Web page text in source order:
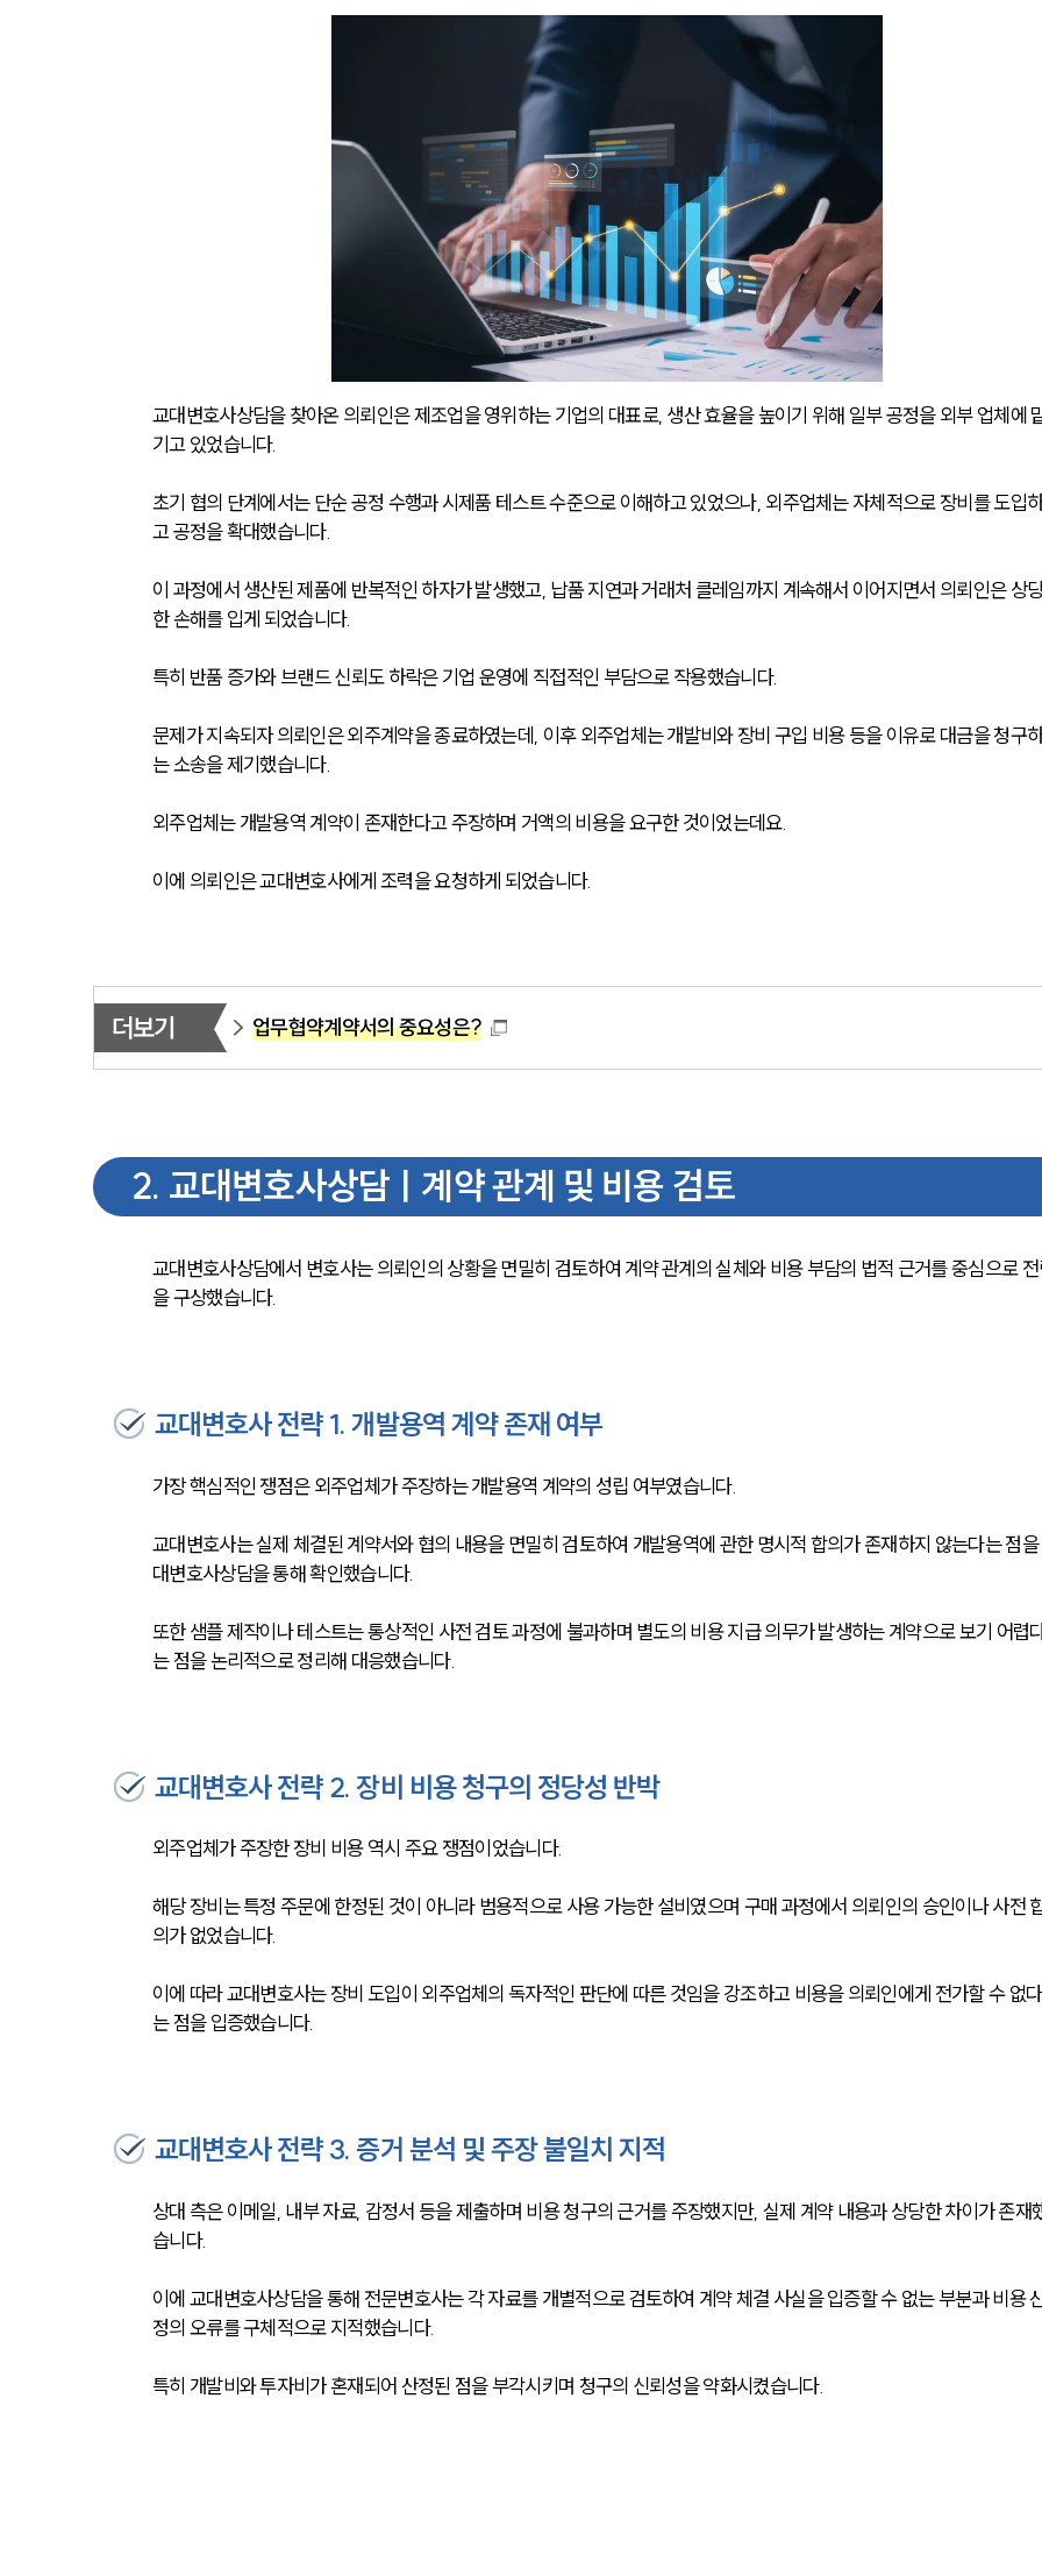
교대변호사상담을 찾아온 의뢰인은 제조업을 영위하는 기업의 대표로, 생산 효율을 높이기 위해 일부 공정을 외부 업체에
기고 있었습니다.
초기 협의 단계에서는 단순 공정 수행과 시제품 테스트 수준으로 이해하고 있었으나, 외주업체는 자체적으로 장비를 도입
고 공정을 확대했습니다.
이 과정에서 생산된 제품에 반복적인 하자가 발생했고, 납품 지연과 거래처 클레임까지 계속해서 이어지면서 의뢰인은 상
한 손해를 입게 되었습니다.
특히 반품 증가와 브랜드 신뢰도 하락은 기업 운영에 직접적인 부담으로 작용했습니다.
문제가 지속되자 의뢰인은 외주계약을 종료하였는데, 이후 외주업체는 개발비와 장비 구입 비용 등을 이유로 대금을 청구
는 소송을 제기했습니다.
외주업체는 개발용역 계약이 존재한다고 주장하며 거액의 비용을 요구한 것이었는데요.
이에 의뢰인은 교대변호사에게 조력을 요청하게 되었습니다.
더보기 업무협약계약서의 중요성은?
2. 교대변호사상담ㅣ계약 관계 및 비용 검토
교대변호사상담에서 변호사는 의뢰인의 상황을 면밀히 검토하여 계약 관계의 실체와 비용 부담의 법적 근거를 중심으로
을 구상했습니다.
교대변호사 전략 1. 개발용역 계약 존재 여부
가장 핵심적인 쟁점은 외주업체가 주장하는 개발용역 계약의 성립 여부였습니다.
교대변호사는 실제 체결된 계약서와 협의 내용을 면밀히 검토하여 개발용역에 관한 명시적 합의가 존재하지 않는다는 점
대변호사상담을 통해 확인했습니다.
또한 샘플 제작이나 테스트는 통상적인 사전 검토 과정에 불과하며 별도의 비용 지급 의무가 발생하는 계약으로 보기 어렵
는 점을 논리적으로 정리해 대응했습니다.
교대변호사 전략 2. 장비 비용 청구의 정당성 반박
외주업체가 주장한 장비 비용 역시 주요 쟁점이었습니다.
해당 장비는 특정 주문에 한정된 것이 아니라 범용적으로 사용 가능한 설비였으며 구매 과정에서 의뢰인의 승인이나 사전
의가 없었습니다.
이에 따라 교대변호사는 장비 도입이 외주업체의 독자적인 판단에 따른 것임을 강조하고 비용을 의뢰인에게 전가할 수 없다
는 점을 입증했습니다.
교대변호사 전략 3. 증거 분석 및 주장 불일치 지적
상대 측은 이메일, 내부 자료, 감정서 등을 제출하며 비용 청구의 근거를 주장했지만, 실제 계약 내용과 상당한 차이가 존재
습니다.
이에 교대변호사상담을 통해 전문변호사는 각 자료를 개별적으로 검토하여 계약 체결 사실을 입증할 수 없는 부분과 비용
정의 오류를 구체적으로 지적했습니다.
특히 개발비와 투자비가 혼재되어 산정된 점을 부각시키며 청구의 신뢰성을 약화시켰습니다.